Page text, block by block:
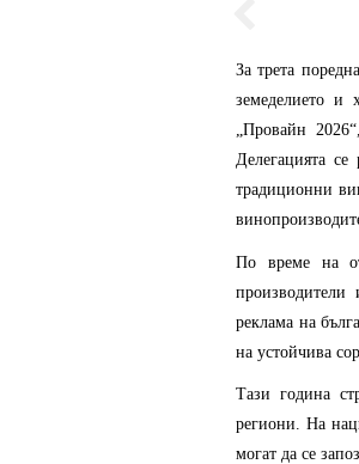
За трета
земеделието и
„Провайн
Делегацията
традиционни
По време на
производители
реклама на
на устойчива
Тази година
региони. На
могат да се